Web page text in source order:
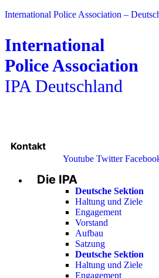
International Police Association –
International
Police Association
IPA Deutschland
Kontakt
Youtube Twitter
Menu
Die IPA
Deutsche Sektion
Haltung und Ziele
Engagement
Vorstand
Aufbau
Satzung
Deutsche Sektion
Haltung und Ziele
Engagement